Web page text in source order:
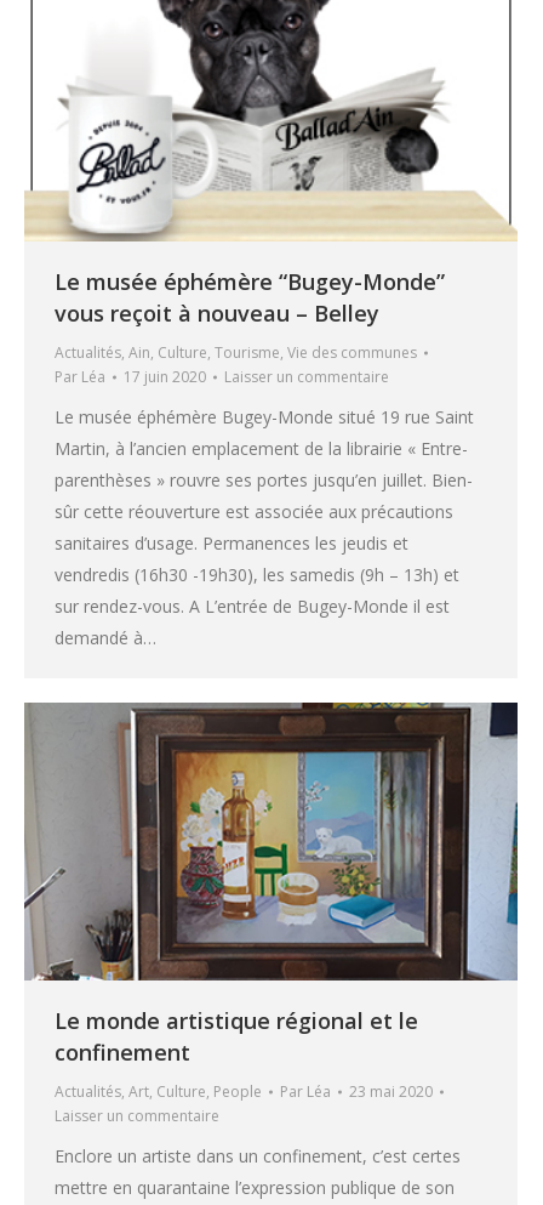
Le musée éphémère “Bugey-Monde”
vous reçoit à nouveau – Belley
Actualités, Ain, Culture, Tourisme, Vie des communes
Par Léa 17 juin 2020 Laisser un commentaire
Le musée éphémère Bugey-Monde situé 19 rue Saint
Martin, à l’ancien emplacement de la librairie « Entre-
parenthèses » rouvre ses portes jusqu’en juillet. Bien-
sûr cette réouverture est associée aux précautions
sanitaires d’usage. Permanences les jeudis et
vendredis (16h30 -19h30), les samedis (9h – 13h) et
sur rendez-vous. A L’entrée de Bugey-Monde il est
demandé à…
Le monde artistique régional et le
confinement
Actualités, Art, Culture, People Par Léa
23 mai 2020
Laisser un commentaire
Enclore un artiste dans un confinement, c’est certes
mettre en quarantaine l’expression publique de son